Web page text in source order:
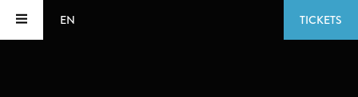
EN TICKETS